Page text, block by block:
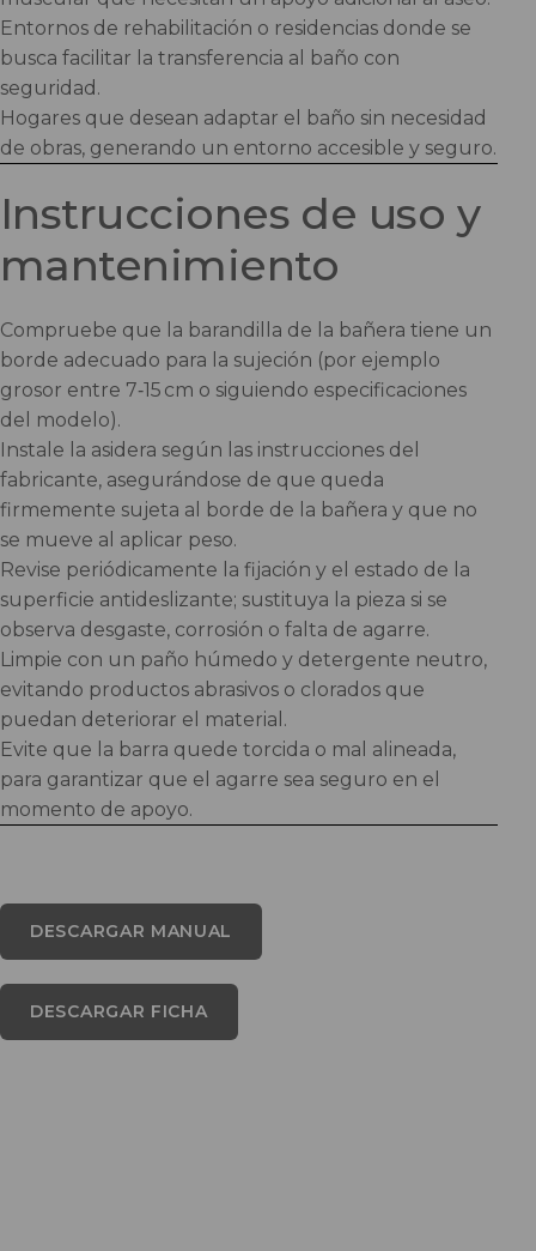
Entornos de rehabilitación o residencias donde se
busca facilitar la transferencia al baño con
seguridad.
Hogares que desean adaptar el baño sin necesidad
de obras, generando un entorno accesible y seguro.
Instrucciones de uso y
mantenimiento
Compruebe que la barandilla de la bañera tiene un
borde adecuado para la sujeción (por ejemplo
grosor entre 7‑15 cm o siguiendo especificaciones
del modelo).
Instale la asidera según las instrucciones del
fabricante, asegurándose de que queda
firmemente sujeta al borde de la bañera y que no
se mueve al aplicar peso.
Revise periódicamente la fijación y el estado de la
superficie antideslizante; sustituya la pieza si se
observa desgaste, corrosión o falta de agarre.
Limpie con un paño húmedo y detergente neutro,
evitando productos abrasivos o clorados que
puedan deteriorar el material.
Evite que la barra quede torcida o mal alineada,
para garantizar que el agarre sea seguro en el
momento de apoyo.
DESCARGAR MANUAL
DESCARGAR FICHA